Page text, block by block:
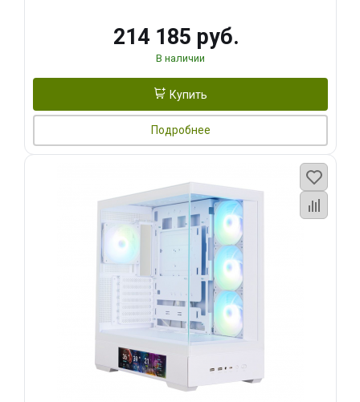
214 185 руб.
В наличии
Купить
Подробнее